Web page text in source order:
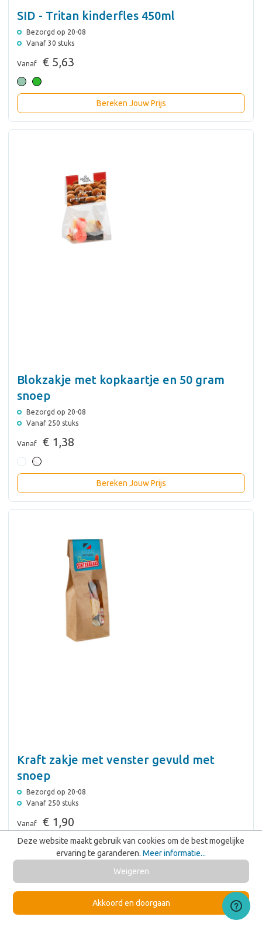
SID - Tritan kinderfles 450ml
Bezorgd op 20-08
Vanaf 30 stuks
Vanaf € 5,63
Bereken Jouw Prijs
Blokzakje met kopkaartje en 50 gram
snoep
Bezorgd op 20-08
Vanaf 250 stuks
Vanaf € 1,38
Bereken Jouw Prijs
Kraft zakje met venster gevuld met
snoep
Bezorgd op 20-08
Vanaf 250 stuks
Vanaf € 1,90
Bereken Jouw Prijs
Deze website maakt gebruik van cookies om de best mogelijke
ervaring te garanderen. Meer informatie...
Weigeren
Akkoord en doorgaan